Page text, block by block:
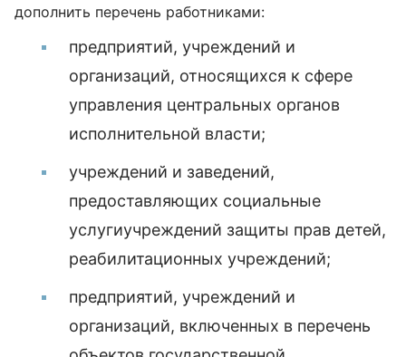
дополнить перечень работниками:
предприятий, учреждений и
организаций, относящихся к сфере
управления центральных органов
исполнительной власти;
учреждений и заведений,
предоставляющих социальные
услугиучреждений защиты прав детей,
реабилитационных учреждений;
предприятий, учреждений и
организаций, включенных в перечень